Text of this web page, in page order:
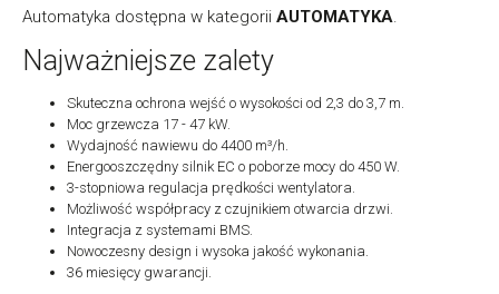
Automatyka dostępna w kategorii AUTOMATYKA.
Najważniejsze zalety
Skuteczna ochrona wejść o wysokości od 2,3 do 3,7 m.
Moc grzewcza 17 - 47 kW.
Wydajność nawiewu do 4400 m³/h.
Energooszczędny silnik EC o poborze mocy do 450 W.
3-stopniowa regulacja prędkości wentylatora.
Możliwość współpracy z czujnikiem otwarcia drzwi.
Integracja z systemami BMS.
Nowoczesny design i wysoka jakość wykonania.
36 miesięcy gwarancji.